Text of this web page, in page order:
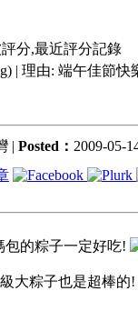
分,最近評分記錄
| 理由: 端午佳節快
| Posted： 2009-05-
包的粽子一定好吃!
大粽子也是超棒